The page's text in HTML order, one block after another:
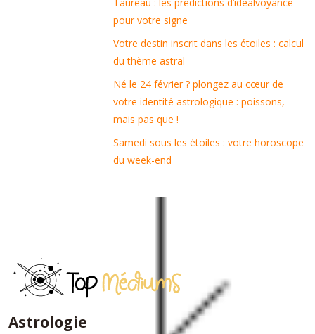
pour votre signe
Votre destin inscrit dans les étoiles : calcul
du thème astral
Né le 24 février ? plongez au cœur de
votre identité astrologique : poissons,
mais pas que !
Samedi sous les étoiles : votre horoscope
du week-end
Astrologie